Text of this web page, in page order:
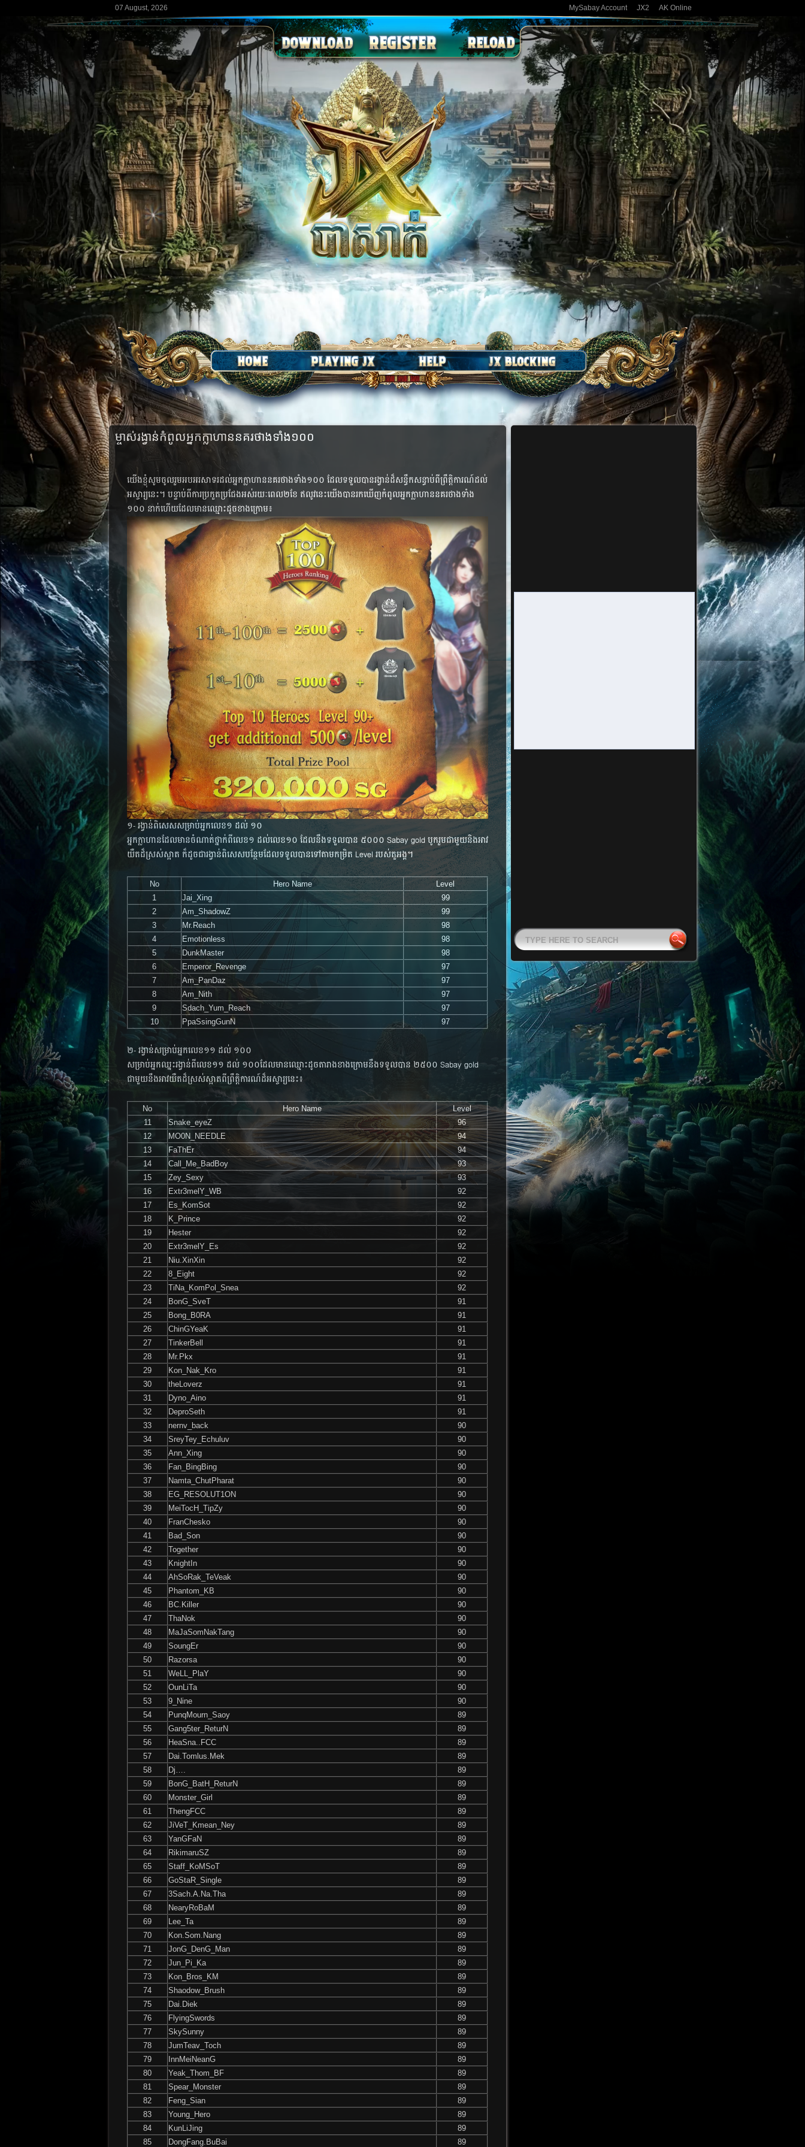
07 August, 2026 MySabay Account JX2 AK Online
ម្ចាស់​រង្វាន់​កំពូល​អ្នក​ក្លាហាន​នគរថាង​ទាំង​១០០​
យើងខ្ងុំ​​សូម​ចូល​រួម​អប​អរ​សា​ទរ​ដល់​អ្នក​ក្លាហា​​ន​នគរ​ថាង​ទាំង​១០០​ ដែល​ទទួល​បាន​រង្វាន់​ដ៏​សន្ធឹក​សន្ធាប់​ពី​ព្រឹត្តិការណ៍​ដល់​
អស្ចារ្យនេះ​។​ បន្ទាប់​ពី​ការប្រកួត​ប្រជែង​​​អស់​រយៈពេល​២ខែ​ ឥលូវ​នេះ​យើង​បាន​រក​ឃើញ​កំពូល​អ្នក​ក្លាហាន​នគរ​ថាង​ទាំង​
១០០ នាក់​ហើយ​ដែល​មាន​ឈ្មោះ​​ដូច​ខាង​ក្រោម​៖
១- រង្វាន់ពិសេសសម្រាប់អ្នក​​លេខ​១​ ដល់​ ១០
​អ្នក​ក្លាហាន​ដែល​មាន​ចំណាត់​ថ្នាក់​ពី​លេខ​១ ដល់​លេខ​១០ ដែល​នឹង​ទទួល​បាន ៥០០០ Sabay gold បូក​រួម​ជា​មួយ​និង​អាវ​
យឺត​ដ៏​ស្រស់​ស្អាត​ ក៏​ដូច​ជា​រង្វាន់​ពិសេស​បន្ថែម​ដែល​ទទួល​បាន​ទៅ​តាម​កម្រិត​ Level របស់​តួអង្គ​។
No Hero Name
Level
1​
Jai_Xing
99
2
Am_ShadowZ
99
3
Mr.Reach
98
4
Emotionless
98
5
DunkMaster
98
6
Emperor_Revenge
97
7
Am_PanDaz
97
8
Am_Nith
97
9
Sdach_Yum_Reach
97
10
PpaSsingGunN 97
២- រង្វាន់សម្រាប់អ្នក​​លេខ​១១​ ដល់​ ១០០
សម្រាប់​អ្នក​​ឈ្នះ​រង្វាន់​ពី​លេខ​១១​ ដល់​ ១០០​ដែល​មាន​ឈ្មោះ​ដូច​តារាង​ខាង​ក្រោមនឹង​ទទួល​បាន​ ២៥០០ Sabay gold
ជា​មួយ​នឹង​អាវ​យឺត​ដ៏​ស្រស់​ស្អាត​ពី​ព្រឹត្តិការណ៍​ដ៏​អស្ចារ្យ​នេះ​៖
No Hero Name
Level
11
Snake_eyeZ
96
12
MO0N_NEEDLE
94
13
FaThEr
94
14
Call_Me_BadBoy
93
15
Zey_Sexy
93
16
Extr3melY_WB
92
17
Es_KomSot
92
18
K_Prince
92
19
Hester
92
20
Extr3melY_Es
92
21
Niu.XinXin
92
22
8_Eight
92
23
TiNa_KomPol_Snea
92
24
BonG_SveT
91
25
Bong_B0RA
91
26
ChinGYeaK
91
27
TinkerBell
91
28
Mr.Pkx
91
29
Kon_Nak_Kro
91
30
theLoverz
91
31
Dyno_Aino
91
32
DeproSeth
91
33
nernv_back
90
34
SreyTey_Echuluv
90
35
Ann_Xing
90
36
Fan_BingBing
90
37
Namta_ChutPharat
90
38
EG_RESOLUT1ON
90
39
MeiTocH_TipZy
90
40
FranChesko
90
41
Bad_Son
90
42
Together
90
43
KnightIn
90
44
AhSoRak_TeVeak
90
45
Phantom_KB
90
46
BC.Killer
90
47
ThaNok
90
48
MaJaSomNakTang
90
49
SoungEr
90
50
Razorsa
90
51
WeLL_PlaY
90
52
OunLiTa
90
53
9_Nine
90
54
PunqMourn_Saoy
89
55
Gang5ter_ReturN
89
56
HeaSna..FCC
89
57
Dai.Tomlus.Mek
89
58
Dj….
89
59
BonG_BatH_ReturN
89
60
Monster_Girl
89
61
ThengFCC
89
62
JiVeT_Kmean_Ney
89
63
YanGFaN
89
64
RikimaruSZ
89
65
Staff_KoMSoT
89
66
GoStaR_Single
89
67
3Sach.A.Na.Tha
89
68
NearyRoBaM
89
69
Lee_Ta
89
70
Kon.Som.Nang
89
71
JonG_DenG_Man
89
72
Jun_Pi_Ka
89
73
Kon_Bros_KM
89
74
Shaodow_Brush
89
75
Dai.Diek
89
76
FlyingSwords
89
77
SkySunny
89
78
JumTeav_Toch
89
79
InnMeiNeanG
89
80
Yeak_Thom_BF
89
81
Spear_Monster
89
82
Feng_Sian
89
83
Young_Hero
89
84
KunLiJing
89
85
DongFang.BuBai 89